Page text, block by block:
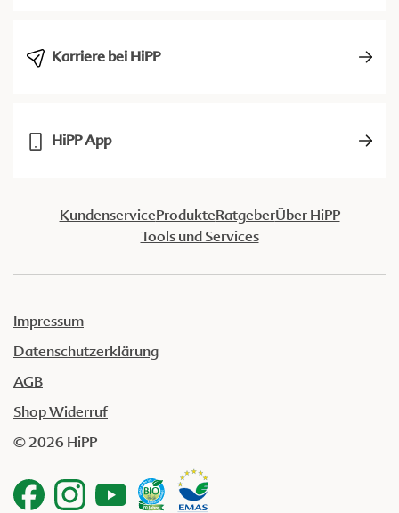
Karriere bei HiPP
HiPP App
KundenserviceProdukteRatgeberÜber HiPP
Tools und Services
Impressum
Datenschutzerklärung
AGB
Shop Widerruf
© 2026 HiPP